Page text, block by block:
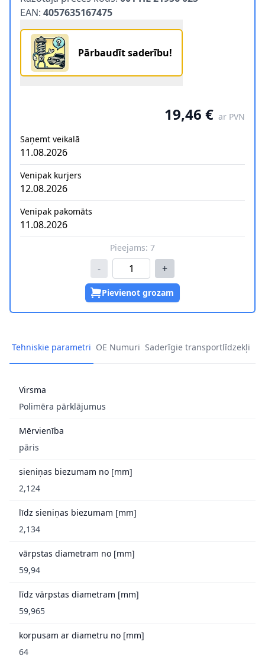
EAN: 4057635167475
Pārbaudīt saderību!
19,46 € ar PVN
Saņemt veikalā
11.08.2026
Venipak kurjers
12.08.2026
Venipak pakomāts
11.08.2026
Pieejams: 7
- +
Pievienot grozam
Tehniskie parametri OE Numuri Saderīgie transportlīdzekļi
Virsma
Polimēra pārklājumus
Mērvienība
pāris
sieniņas biezumam no [mm]
2,124
līdz sieniņas biezumam [mm]
2,134
vārpstas diametram no [mm]
59,94
līdz vārpstas diametram [mm]
59,965
korpusam ar diametru no [mm]
64